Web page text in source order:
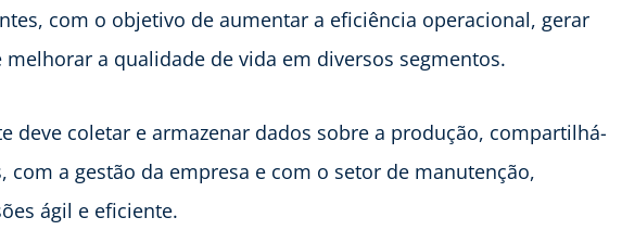
com o objetivo de aumentar a eficiência operacional, gerar
a qualidade de vida em diversos segmentos.
deve coletar e armazenar dados sobre a produção, compartilhá-
a gestão da empresa e com o setor de manutenção,
ágil e eficiente.